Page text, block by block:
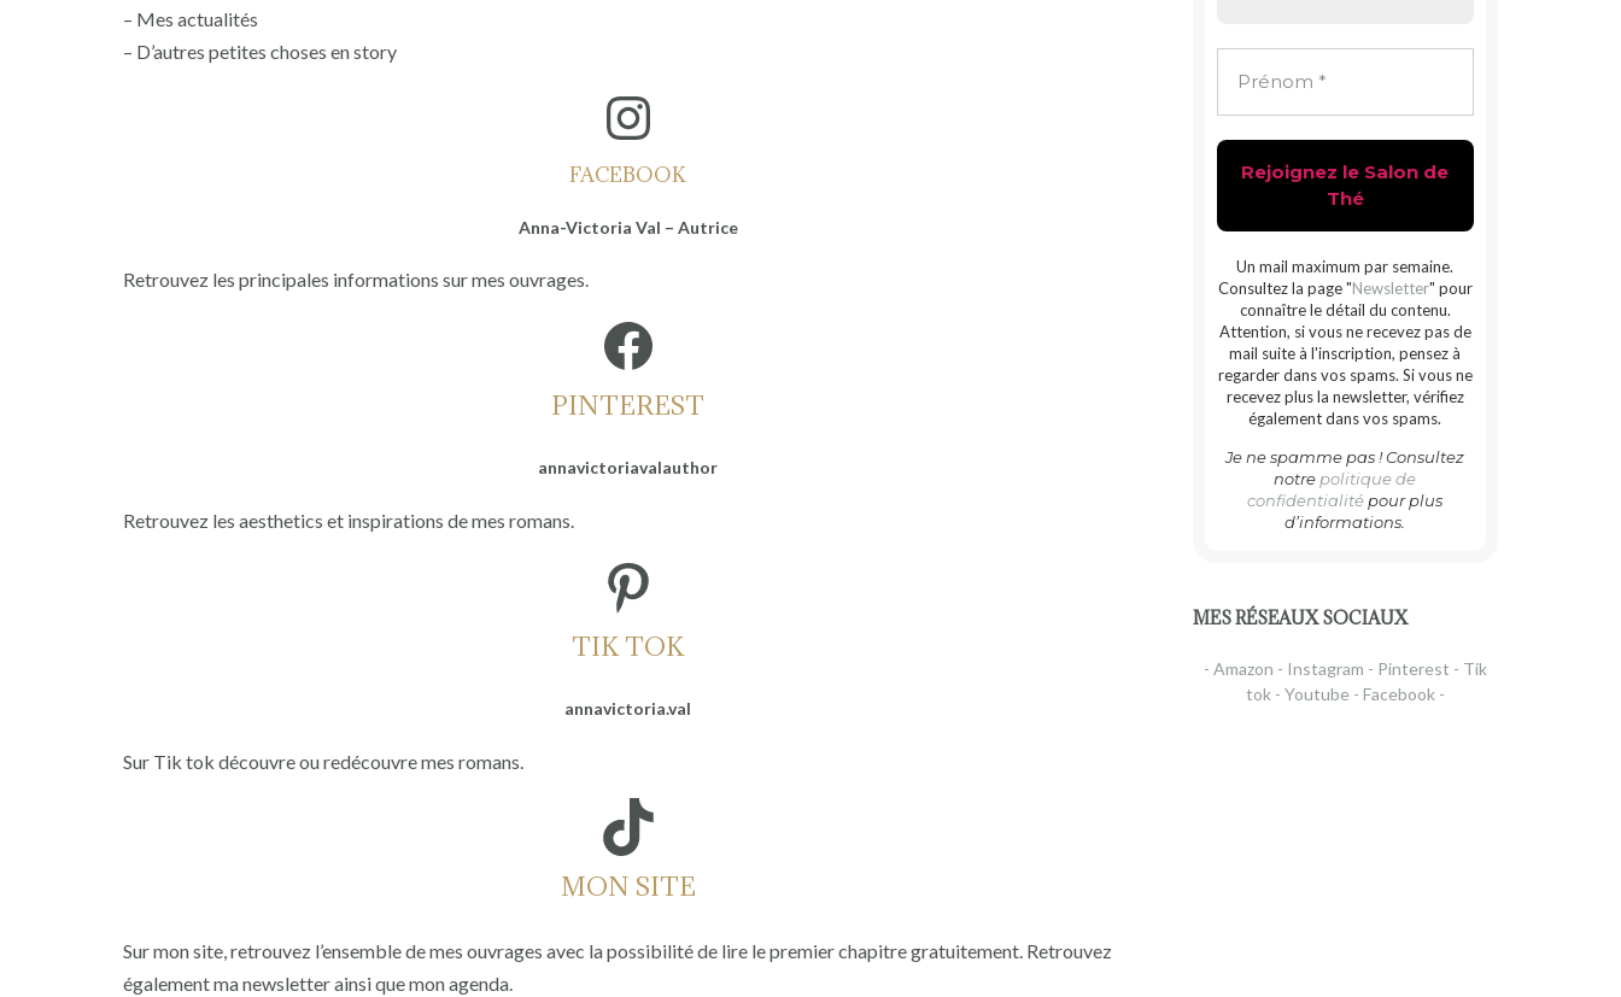
– Mes actualités
– D’autres petites choses en story
Instagram
FACEBOOK
Anna-Victoria Val – Autrice
Retrouvez les principales informations sur mes ouvrages.
Facebook
PINTEREST
annavictoriavalauthor
Retrouvez les aesthetics et inspirations de mes romans.
Pinterest
TIK TOK
annavictoria.val
Sur Tik tok découvre ou redécouvre mes romans.
TikTok
MON SITE
Sur mon site, retrouvez l’ensemble de mes ouvrages avec la possibilité de lire le premier chapitre gratuitement. Retrouvez
également ma newsletter ainsi que mon agenda.
Un mail maximum par semaine.
Consultez la page "Newsletter" pour
connaître le détail du contenu.
Attention, si vous ne recevez pas de
mail suite à l'inscription, pensez à
regarder dans vos spams. Si vous ne
recevez plus la newsletter, vérifiez
également dans vos spams.
Je ne spamme pas ! Consultez
notrepolitique de
confidentialitépour plus
d’informations.
MES RÉSEAUX SOCIAUX
- Amazon - Instagram - Pinterest - Tik
tok - Youtube - Facebook -